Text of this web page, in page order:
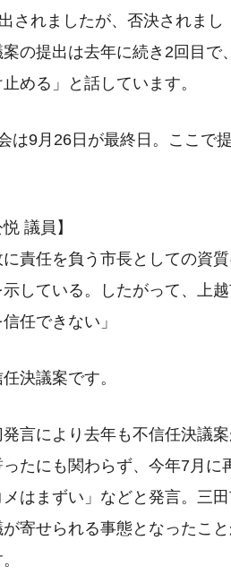
されましたが、否決されまし
の提出は去年に続き2回目で
める」と話しています。
は9月26日が最終日。ここで
議員】
に責任を負う市長としての資
している。したがって、上
任できない」
決議案です。
言により去年も不信任決議
たにも関わらず、今年7月に
はまずい」などと発言。三
寄せられる事態となったこ